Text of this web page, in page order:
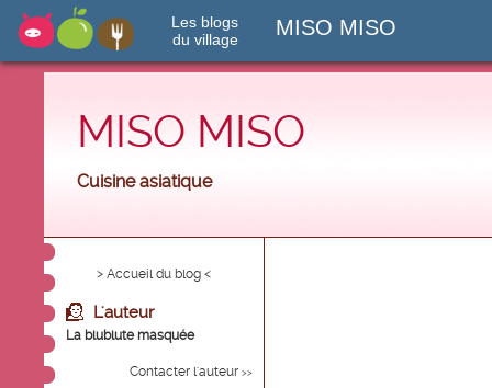
Les blogs
du village
MISO MISO
MISO MISO
Cuisine asiatique
> Accueil du blog <
L'auteur
La blublute masquée
Contacter l'auteur >>